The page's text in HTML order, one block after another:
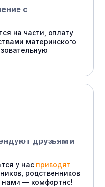
с
на части, оплату
материнского
друзьям и
у нас приводят
родственников
нами — комфортно!